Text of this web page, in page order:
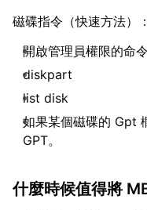
磁碟指令（快速方法）：
開啟管理員權限的命
diskpart
list disk
如果某個磁碟的 Gpt
GPT。
什麼時候值得將